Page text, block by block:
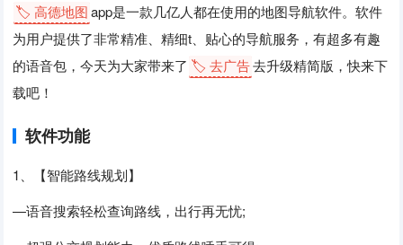
🏷️ 高德地图 app是一款几亿人都在使用的地图导航软件。软件
为用户提供了非常精准、精细t、贴心的导航服务，有超多有趣
的语音包，今天为大家带来了 🏷️ 去广告去升级精简版，快来下
载吧！
软件功能
1、【智能路线规划】
—语音搜索轻松查询路线，出行再无忧;